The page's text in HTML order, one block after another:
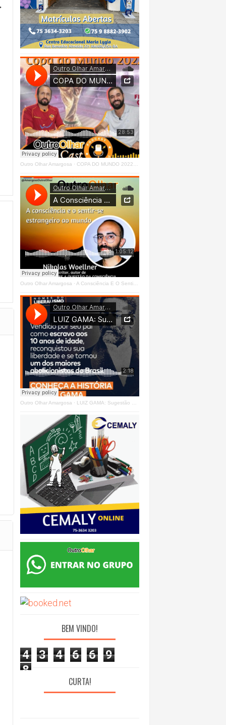
Outro Olhar Amargosa · COPA DO MUNDO 2022 - OUTRO OLHAR CAST #O1 Right
Outro Olhar Amargosa · A Consciência E O Sentir - Se Estrangeiro Ao Mundo
Outro Olhar Amargosa · LUIZ GAMA: Sugestão Outro Olhar
BEM VINDO!
4 3 4 6 6
9
8
CURTA!